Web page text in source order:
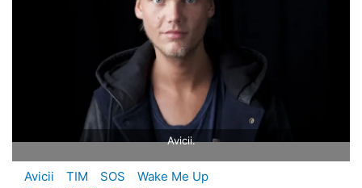
Avicii.
Avicii TIM SOS
Wake Me Up